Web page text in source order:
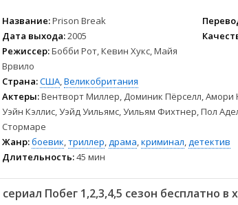
Название:Prison Break
Дата выхода:2005
Режиссер:Бобби Рот, Кевин Хукс, Майя
Врвило
Страна:США,Великобритания
Актеры:Вентворт Миллер, Доминик Пёрселл, Амори
Уэйн Кэллис, Уэйд Уильямс, Уильям Фихтнер, Пол
Стормаре
Жанр:боевик,триллер,драма,криминал,детектив
Длительность:45 мин
Побег 1,2,3,4,5 сезон бесплатно в